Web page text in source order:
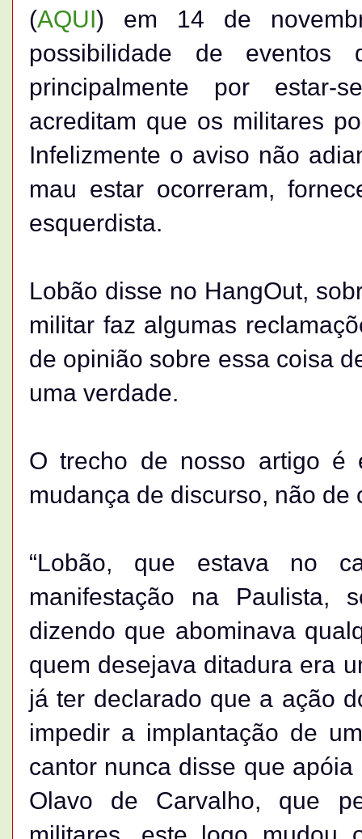
(AQUI) em 14 de
possibilidade de eventos
principalmente por estar-
acreditam que os militares
Infelizmente o aviso não
mau estar ocorreram,
esquerdista.
Lobão disse no HangOut,
militar faz algumas
de opinião sobre essa coisa
uma verdade.
O trecho de nosso artigo é
mudança de discurso, não de
“Lobão, que estava no
manifestação na Paulista,
dizendo que abominava
quem desejava ditadura era
já ter declarado que a ação
impedir a implantação de
cantor nunca disse que
Olavo de Carvalho, que